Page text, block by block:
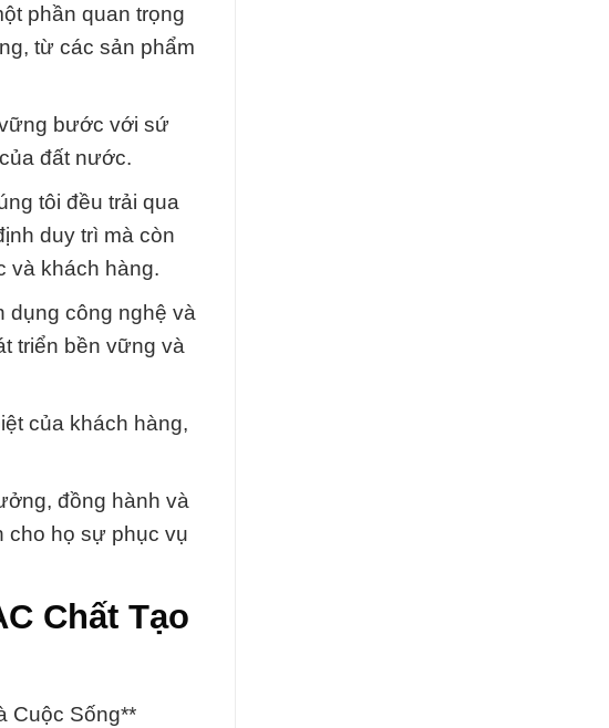
phần quan trọng
từ các sản phẩm
bước với sứ
đất nước.
tôi đều trải qua
duy trì mà còn
và khách hàng.
dụng công nghệ và
triển bền vững và
của khách hàng,
đồng hành và
cho họ sự phục vụ
Chất Tạo
Cuộc Sống**